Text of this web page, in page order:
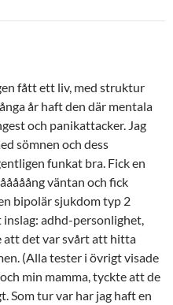
fått ett liv, med struktur
år haft den där mentala
och panikattacker. Jag
sömnen och dess
funkat bra. Fick en
väntan och fick
bipolär sjukdom typ 2
adhd-personlighet,
att det var svårt att hitta
(Alla tester i övrigt visade
min mamma, tyckte att de
Som tur var har jag haft en